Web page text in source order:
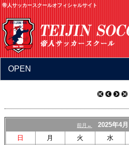
帝人サッカースクールオフィシャルサイト
OPEN
前月← 2025年4月
日 月 火 水